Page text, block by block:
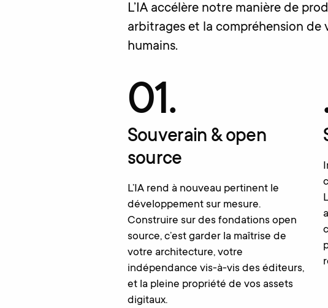
L’IA accélère notre manière de
arbitrages et la compréhension
humains.
01.
Souverain & open
source
L’IA rend à nouveau pertinent le
développement sur mesure.
Construire sur des fondations open
source, c’est garder la maîtrise de
votre architecture, votre
indépendance vis-à-vis des éditeurs,
et la pleine propriété de vos assets
digitaux.